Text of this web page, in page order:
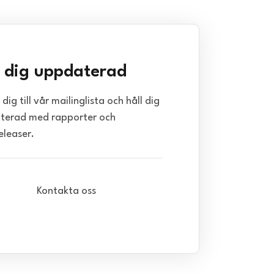
dig uppdaterad
dig till vår mailinglista och håll dig
med rapporter och
Kontakta oss